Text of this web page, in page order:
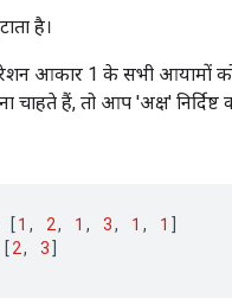
है।
आकार 1 के सभी आयामों को
हैं, तो आप 'अक्ष'
[1 , 2, 1 , 3, 1 , 1 ]
[2, 3]